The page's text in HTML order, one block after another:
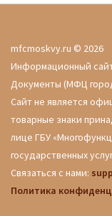
mfcmoskvy.ru © 2026
Информационный
Документы (МФЦ
Сайт не является
товарные знаки
лице ГБУ
государственных
Связаться с нами:
Политика